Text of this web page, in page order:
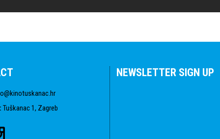
: Tuškanac 1, Zagreb
NEWSLETTER SIGN UP